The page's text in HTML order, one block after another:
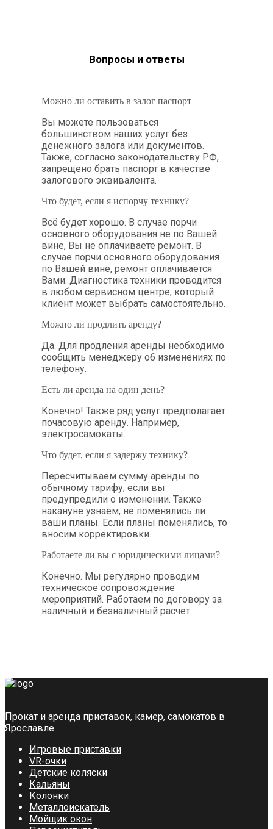
Вопросы и ответы
Можно ли оставить в залог паспорт
Вы можете пользоваться
большинством наших услуг без
денежного залога или документов.
Также, согласно законодательству РФ,
запрещено брать паспорт в качестве
залогового эквивалента.
Что будет, если я испорчу технику?
Всё будет хорошо. В случае порчи
основного оборудования не по Вашей
вине, Вы не оплачиваете ремонт. В
случае порчи основного оборудования
по Вашей вине, ремонт оплачивается
Вами. Диагностика техники проводится
в любом сервисном центре, который
клиент может выбрать самостоятельно.
Можно ли продлить аренду?
Да. Для продления аренды необходимо
сообщить менеджеру об изменениях по
телефону.
Есть ли аренда на один день?
Конечно! Также ряд услуг предполагает
почасовую аренду. Например,
электросамокаты.
Что будет, если я задержу технику?
Пересчитываем сумму аренды по
обычному тарифу, если вы
предупредили о изменении. Также
накануне узнаем, не поменялись ли
ваши планы. Если планы поменялись, то
вносим корректировки.
Работаете ли вы с юридическими лицами?
Конечно. Мы регулярно проводим
техническое сопровождение
мероприятий. Работаем по договору за
наличный и безналичный расчет.
Прокат и аренда приставок, камер, самокатов в
Ярославле.
Игровые приставки
VR-очки
Детские коляски
Кальяны
Колонки
Металлоискатель
Мойщик окон